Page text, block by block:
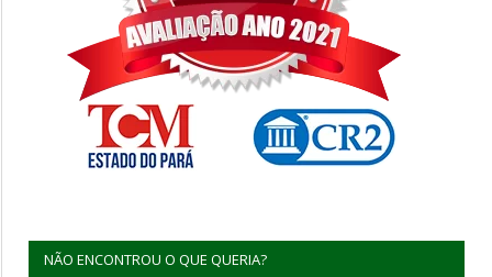
NÃO ENCONTROU O QUE QUERIA?